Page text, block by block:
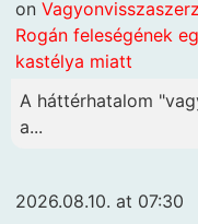
on
Rogán feleségének
kastélya miatt
A háttérhatalom
a...
2026.08.10. at 07:30